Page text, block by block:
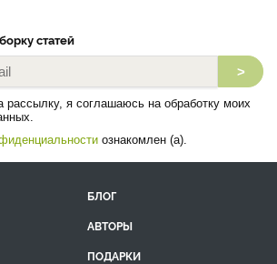
статей
>
рассылку, я соглашаюсь на обработку моих
ознакомлен (а).
БЛОГ
АВТОРЫ
ПОДАРКИ